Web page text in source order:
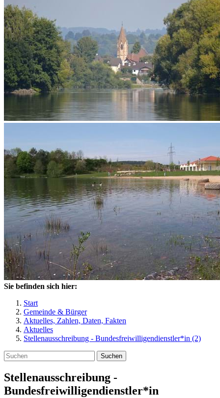
Sie befinden sich hier:
Start
Gemeinde & Bürger
Aktuelles, Zahlen, Daten, Fakten
Aktuelles
Stellenausschreibung - Bundesfreiwilligendienstler*in (2)
Suchen
Stellenausschreibung -
Bundesfreiwilligendienstler*in